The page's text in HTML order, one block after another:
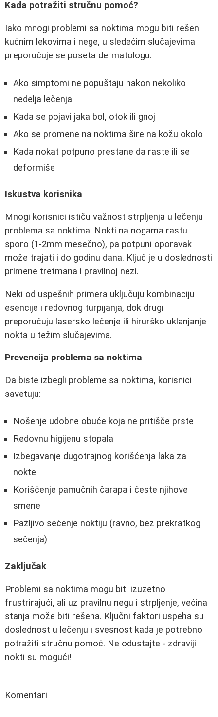
Kada potražiti stručnu pomoć?
Iako mnogi problemi sa noktima mogu biti rešeni
kućnim lekovima i nege, u sledećim slučajevima
preporučuje se poseta dermatologu:
Ako simptomi ne popuštaju nakon nekoliko
nedelja lečenja
Kada se pojavi jaka bol, otok ili gnoj
Ako se promene na noktima šire na kožu okolo
Kada nokat potpuno prestane da raste ili se
deformiše
Iskustva korisnika
Mnogi korisnici ističu važnost strpljenja u lečenju
problema sa noktima. Nokti na nogama rastu
sporo (1-2mm mesečno), pa potpuni oporavak
može trajati i do godinu dana. Ključ je u doslednosti
primene tretmana i pravilnoj nezi.
Neki od uspešnih primera uključuju kombinaciju
esencije i redovnog turpijanja, dok drugi
preporučuju lasersko lečenje ili hirurško uklanjanje
nokta u težim slučajevima.
Prevencija problema sa noktima
Da biste izbegli probleme sa noktima, korisnici
savetuju:
Nošenje udobne obuće koja ne pritišče prste
Redovnu higijenu stopala
Izbegavanje dugotrajnog korišćenja laka za
nokte
Korišćenje pamučnih čarapa i česte njihove
smene
Pažljivo sečenje noktiju (ravno, bez prekratkog
sečenja)
Zaključak
Problemi sa noktima mogu biti izuzetno
frustrirajući, ali uz pravilnu negu i strpljenje, većina
stanja može biti rešena. Ključni faktori uspeha su
doslednost u lečenju i svesnost kada je potrebno
potražiti stručnu pomoć. Ne odustajte - zdraviji
nokti su mogući!
Komentari